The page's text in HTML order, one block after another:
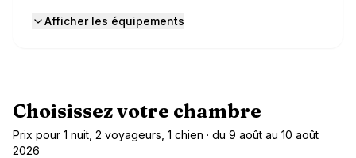
Afficher les équipements
Choisissez votre chambre
Prix pour 1 nuit, 2 voyageurs, 1 chien · du 9 août au 10 août
2026